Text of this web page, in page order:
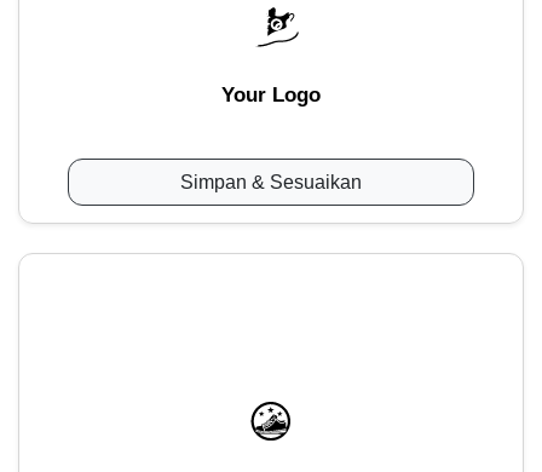
Your Logo
Simpan & Sesuaikan